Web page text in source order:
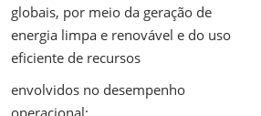
globais, por meio da geração de
energia limpa e renovável e do uso
eficiente de recursos
envolvidos no desempenho